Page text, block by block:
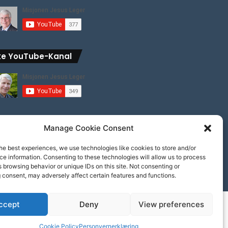
Manage Cookie Consent
best experiences, we use technologies like cookies to store and/or
information. Consenting to these technologies will allow us to process
browsing behavior or unique IDs on this site. Not consenting or
may adversely affect certain features and functions.
Deny View preferences
Cookie PolicyPersonvernerklæring
YouTube-Kanal